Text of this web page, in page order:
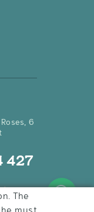
6
427
The